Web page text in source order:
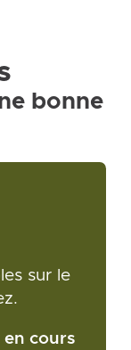
bonne
sur le
cours